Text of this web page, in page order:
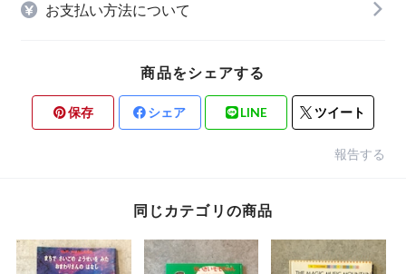
お支払い方法について
商品をシェアする
保存 シェア LINE ツイート
報告する
同じカテゴリの商品